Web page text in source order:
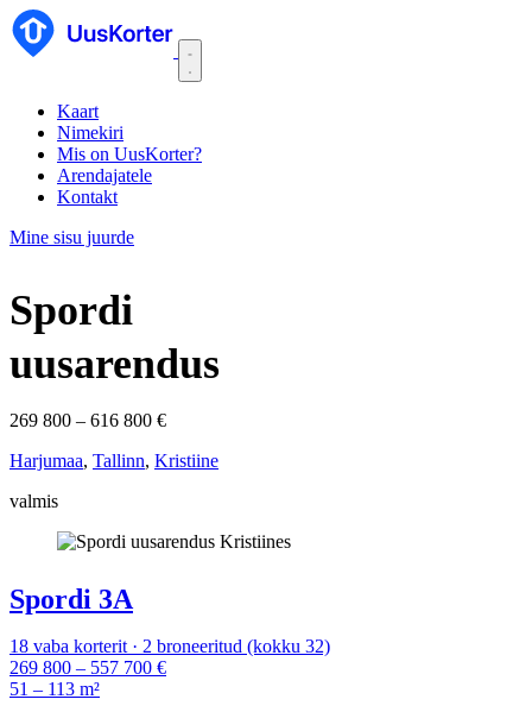
Kaart
Nimekiri
Mis on UusKorter?
Arendajatele
Kontakt
Mine sisu juurde
Spordi
uusarendus
269 800 – 616 800 €
Harjumaa, Tallinn, Kristiine
valmis
Spordi 3A
18 vaba korterit · 2 broneeritud (kokku 32)
269 800 – 557 700 €
51 – 113 m²